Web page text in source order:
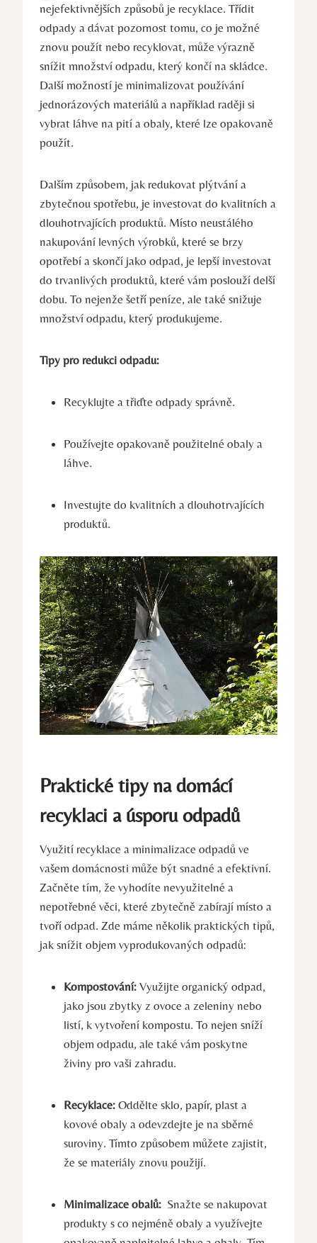
nejefektivnějších ⁤způsobů je⁣ recyklace. Třídit
‌odpady ⁣a dávat pozornost tomu, co je možné
znovu použít nebo recyklovat, může výrazně
snížit‍ množství ‌odpadu,⁣ který⁣ končí na skládce.
⁣Další možností ‌je minimalizovat používání
jednorázových materiálů a například⁣ raději si​
vybrat láhve na pití a obaly, které lze opakovaně
použít.
Dalším ‌způsobem,⁣ jak ​redukovat plýtvání a
zbytečnou spotřebu,⁤ je investovat do kvalitních⁢ a
dlouhotrvajících produktů. ​Místo ‌neustálého
nakupování levných výrobků, které‌ se brzy
‌opotřebí‍ a skončí jako ⁢odpad,⁣ je lepší investovat‌
do⁢ trvanlivých​ produktů, které vám poslouží delší
dobu. To nejenže šetří peníze, ale také snižuje
množství odpadu, který produkujeme.
Tipy⁤ pro ​redukci odpadu:
Recyklujte a⁢ třiďte odpady správně.
Používejte ⁣opakovaně ​použitelné obaly a⁤
láhve.
Investujte do ⁢kvalitních ‍a dlouhotrvajících
⁣produktů.
Praktické​ tipy na domácí⁣
recyklaci⁤ a úsporu odpadů
Využití recyklace a minimalizace odpadů ve
vašem domácnosti může ⁢být snadné⁢ a efektivní.
Začněte tím, že vyhodíte ‍nevyužitelné a‌
nepotřebné věci, které zbytečně zabírají místo a⁣
tvoří odpad.⁣ Zde máme několik praktických tipů,
jak‌ snížit objem‌ vyprodukovaných odpadů:
Kompostování: ⁣Využijte organický odpad,
jako jsou zbytky ‍z ovoce a​ zeleniny nebo
listí, ​k vytvoření ‌kompostu. To nejen‌ sníží‍
objem odpadu, ⁣ale ⁤také‌ vám poskytne⁤
živiny pro vaši zahradu.
Recyklace: Oddělte sklo, papír, plast ⁣a
⁣kovové obaly a odevzdejte⁢ je na ⁣sběrné
‍suroviny. ⁣Tímto způsobem můžete zajistit,‌
že se materiály ⁤znovu použijí.
Minimalizace obalů: ​ Snažte‍ se nakupovat
produkty s co nejméně obaly a využívejte⁣